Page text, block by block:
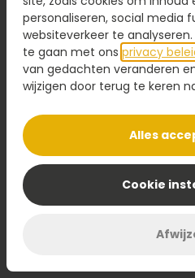
personaliseren, social media
websiteverkeer te
te gaan met ons privacy
van gedachten veranderen
wijzigen door terug te keren
Alles
Cookie